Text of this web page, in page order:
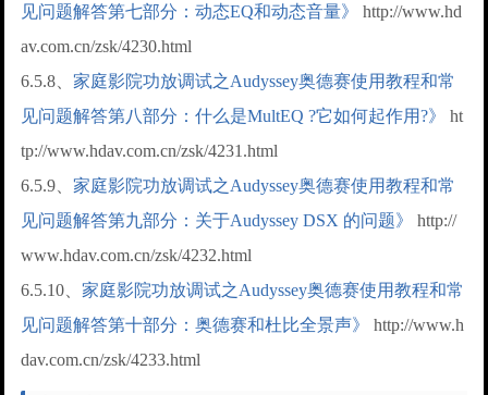
见问题解答第七部分：动态EQ和动态音量》
http://www.hd
av.com.cn/zsk/4230.html
6.5.8、家庭影院功放调试之Audyssey奥德赛使用教程和常
见问题解答第八部分：什么是MultEQ ?它如何起作用?》
ht
tp://www.hdav.com.cn/zsk/4231.html
6.5.9、家庭影院功放调试之Audyssey奥德赛使用教程和常
见问题解答第九部分：关于Audyssey DSX 的问题》
http://
www.hdav.com.cn/zsk/4232.html
6.5.10、家庭影院功放调试之Audyssey奥德赛使用教程和常
见问题解答第十部分：奥德赛和杜比全景声》
http://www.h
dav.com.cn/zsk/4233.html